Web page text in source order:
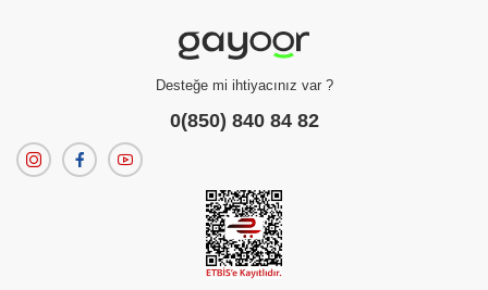
Desteğe mi ihtiyacınız var ?
0(850) 840 84 82